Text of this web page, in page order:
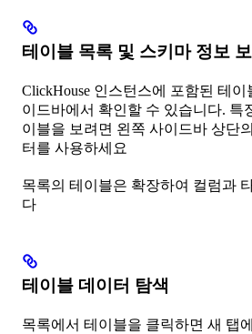
테이블 목록 및 스키마 정보 보
ClickHouse 인스턴스에 포함된 테
이드바에서 확인할 수 있습니다. 특
이블을 보려면 왼쪽 사이드바 상단
터를 사용하세요
목록의 테이블은 확장하여 컬럼과
다
테이블 데이터 탐색
목록에서 테이블을 클릭하면 새 탭